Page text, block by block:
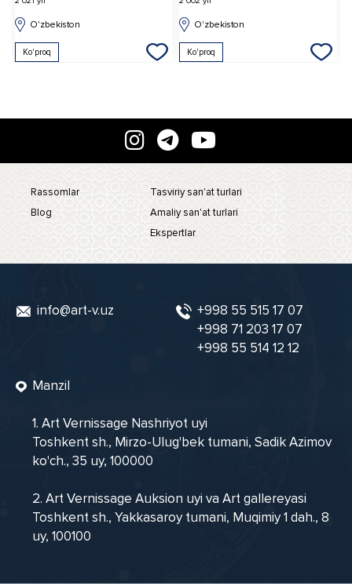
O'zbekiston
Ko'proq
O'zbekiston
Ko'proq
Rassomlar
Blog
Tasviriy san'at turlari
Amaliy san'at turlari
Ekspertlar
info@art-v.uz
+998 55 515 17 07
+998 71 203 17 07
+998 55 514 12 12
Manzil
1. Art Vernissage Nashriyot uyi
Toshkent sh., Mirzo-Ulug'bek tumani, Sadik Azimov
ko'ch., 35 uy, 100000
2. Art Vernissage Auksion uyi va Art gallereyasi
Toshkent sh., Yakkasaroy tumani, Muqimiy 1 dah., 8
uy, 100100